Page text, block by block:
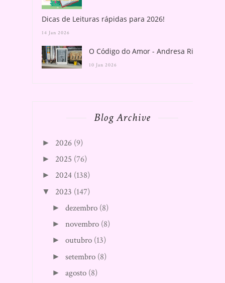
Dicas de Leituras rápidas para 2026!
14 Jan 2026
O Código do Amor - Andresa Rios
10 Jan 2026
Blog Archive
► 2026 (9)
► 2025 (76)
► 2024 (138)
▼ 2023 (147)
►dezembro (8)
►novembro (8)
►outubro (13)
►setembro (8)
►agosto (8)